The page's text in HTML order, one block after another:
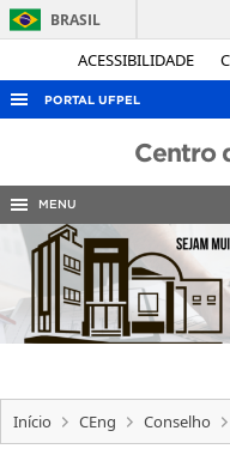
ACESSIBILIDADE
BRASIL
PORTAL UFPEL
COBALTO
CONCURSOS
EDITAIS
INTERNACIONAL
PORTARIAS
Centro
MENU
Início CEng Conselho